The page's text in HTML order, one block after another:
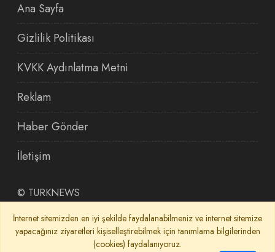
Ana Sayfa
Gizlilik Politikası
KVKK Aydınlatma Metni
Reklam
Haber Gönder
İletişim
© TURKNEWS
İnternet sitemizden en iyi şekilde faydalanabilmeniz ve internet sitemize
yapacağınız ziyaretleri kişiselleştirebilmek için tanımlama bilgilerinden
(cookies) faydalanıyoruz.